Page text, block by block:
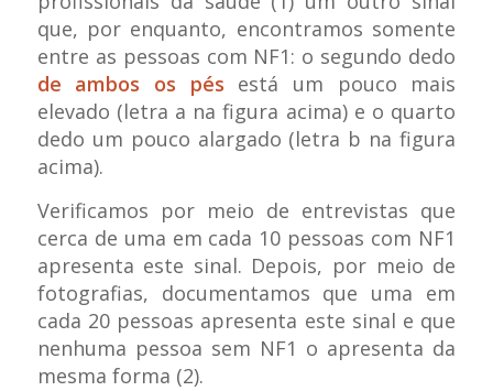
que, por enquanto, encontramos somente
entre as pessoas com NF1: o segundo dedo
de ambos os pés está um pouco mais
elevado (letra a na figura acima) e o quarto
dedo um pouco alargado (letra b na figura
acima).
Verificamos por meio de entrevistas que
cerca de uma em cada 10 pessoas com NF1
apresenta este sinal. Depois, por meio de
fotografias, documentamos que uma em
cada 20 pessoas apresenta este sinal e que
nenhuma pessoa sem NF1 o apresenta da
mesma forma (2).